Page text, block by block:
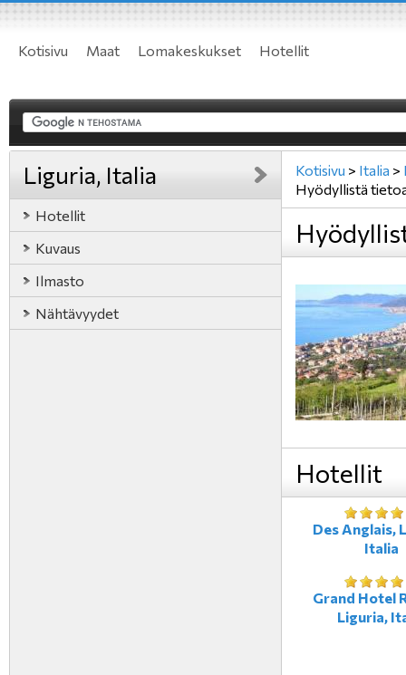
Kotisivu Maat Lomakeskukset Hotellit
Liguria, Italia
Hotellit
Kuvaus
Ilmasto
Nähtävyydet
Kotisivu > Italia >
Hyödyllistä
Hotellit
Des Anglais,
Italia
Grand Hotel
Liguria,